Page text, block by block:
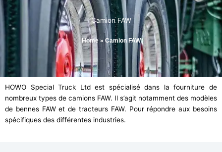
Camion FAW
Home»Camion FAW
HOWO Special Truck Ltd est spécialisé dans la fourniture de
nombreux types de camions FAW. Il s’agit notamment des modèles
de bennes FAW et de tracteurs FAW. Pour répondre aux besoins
spécifiques des différentes industries.